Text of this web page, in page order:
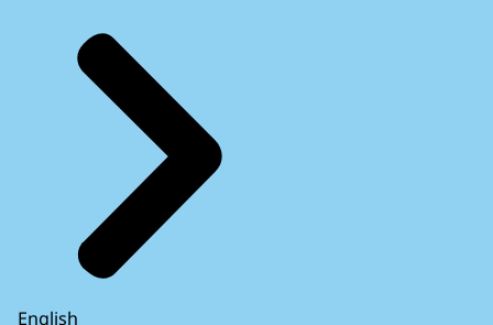
English